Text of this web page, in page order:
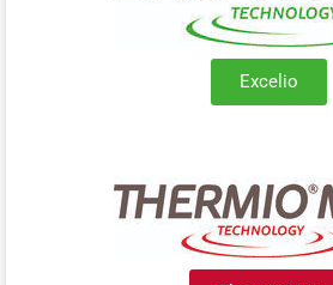
Excelio